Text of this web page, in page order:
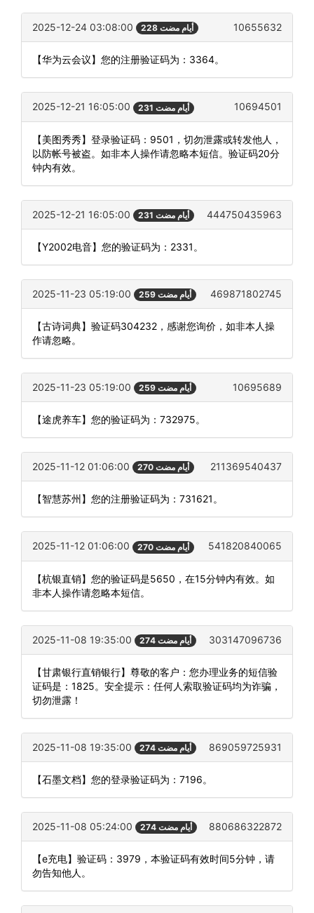
2025-12-24 03:08:00 228 أيام مضت 10655632
【华为云会议】您的注册验证码为：3364。
2025-12-21 16:05:00 231 أيام مضت 10694501
【美图秀秀】登录验证码：9501，切勿泄露或转发他人，
以防帐号被盗。如非本人操作请忽略本短信。验证码20分
钟内有效。
2025-12-21 16:05:00 231 أيام مضت 444750435963
【Y2002电音】您的验证码为：2331。
2025-11-23 05:19:00 259 أيام مضت 469871802745
【古诗词典】验证码304232，感谢您询价，如非本人操
作请忽略。
2025-11-23 05:19:00 259 أيام مضت 10695689
【途虎养车】您的验证码为：732975。
2025-11-12 01:06:00 270 أيام مضت 211369540437
【智慧苏州】您的注册验证码为：731621。
2025-11-12 01:06:00 270 أيام مضت 541820840065
【杭银直销】您的验证码是5650，在15分钟内有效。如
非本人操作请忽略本短信。
2025-11-08 19:35:00 274 أيام مضت 303147096736
【甘肃银行直销银行】尊敬的客户：您办理业务的短信验
证码是：1825。安全提示：任何人索取验证码均为诈骗，
切勿泄露！
2025-11-08 19:35:00 274 أيام مضت 869059725931
【石墨文档】您的登录验证码为：7196。
2025-11-08 05:24:00 274 أيام مضت 880686322872
【e充电】验证码：3979，本验证码有效时间5分钟，请
勿告知他人。